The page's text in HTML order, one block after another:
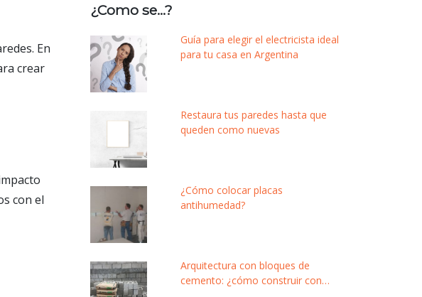
En
crear
con el
¿Como se…?
Guía para elegir el electricista ideal
para tu casa en Argentina
Restaura tus paredes hasta que
queden como nuevas
¿Cómo colocar placas
antihumedad?
Arquitectura con bloques de
cemento: ¿cómo construir con